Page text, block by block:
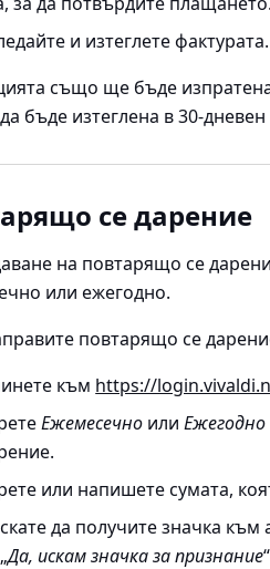
и изтеглете фактурата.
също ще бъде
бъде изтеглена в 30-
се дарение
на повтарящо се
или ежегодно.
повтарящо се
към https://
Ежемесечно илиЕжегодно
или напишете сумата,
да получите значка
Да, искам значка за признание